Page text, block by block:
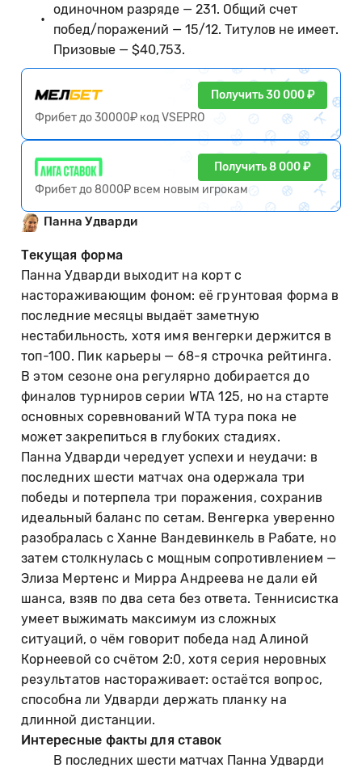
одиночном разряде — 231. Общий счет
побед/поражений — 15/12. Титулов не имеет.
Призовые — $40,753.
Получить 30 000 ₽
Фрибет до 30000₽ код VSEPRO
Получить 8 000 ₽
Фрибет до 8000₽ всем новым игрокам
Панна Удварди
Текущая форма
Панна Удварди выходит на корт с
настораживающим фоном: её грунтовая форма в
последние месяцы выдаёт заметную
нестабильность, хотя имя венгерки держится в
топ-100. Пик карьеры — 68-я строчка рейтинга.
В этом сезоне она регулярно добирается до
финалов турниров серии WTA 125, но на старте
основных соревнований WTA тура пока не
может закрепиться в глубоких стадиях.
Панна Удварди чередует успехи и неудачи: в
последних шести матчах она одержала три
победы и потерпела три поражения, сохранив
идеальный баланс по сетам. Венгерка уверенно
разобралась с Ханне Вандевинкель в Рабате, но
затем столкнулась с мощным сопротивлением —
Элиза Мертенс и Мирра Андреева не дали ей
шанса, взяв по два сета без ответа. Теннисистка
умеет выжимать максимум из сложных
ситуаций, о чём говорит победа над Алиной
Корнеевой со счётом 2:0, хотя серия неровных
результатов настораживает: остаётся вопрос,
способна ли Удварди держать планку на
длинной дистанции.
Интересные факты для ставок
В последних шести матчах Панна Удварди